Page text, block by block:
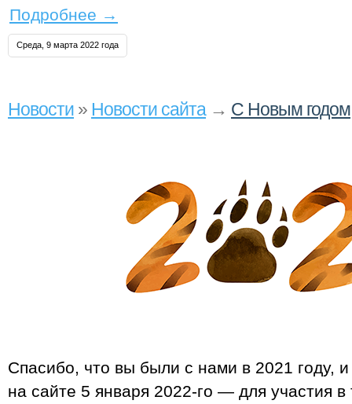
Подробнее →
Среда, 9 марта 2022 года
Новости » Новости сайта→ С Новым
Спасибо, что вы были с нами в 2021 году,
на сайте 5 января 2022‑го — для участия